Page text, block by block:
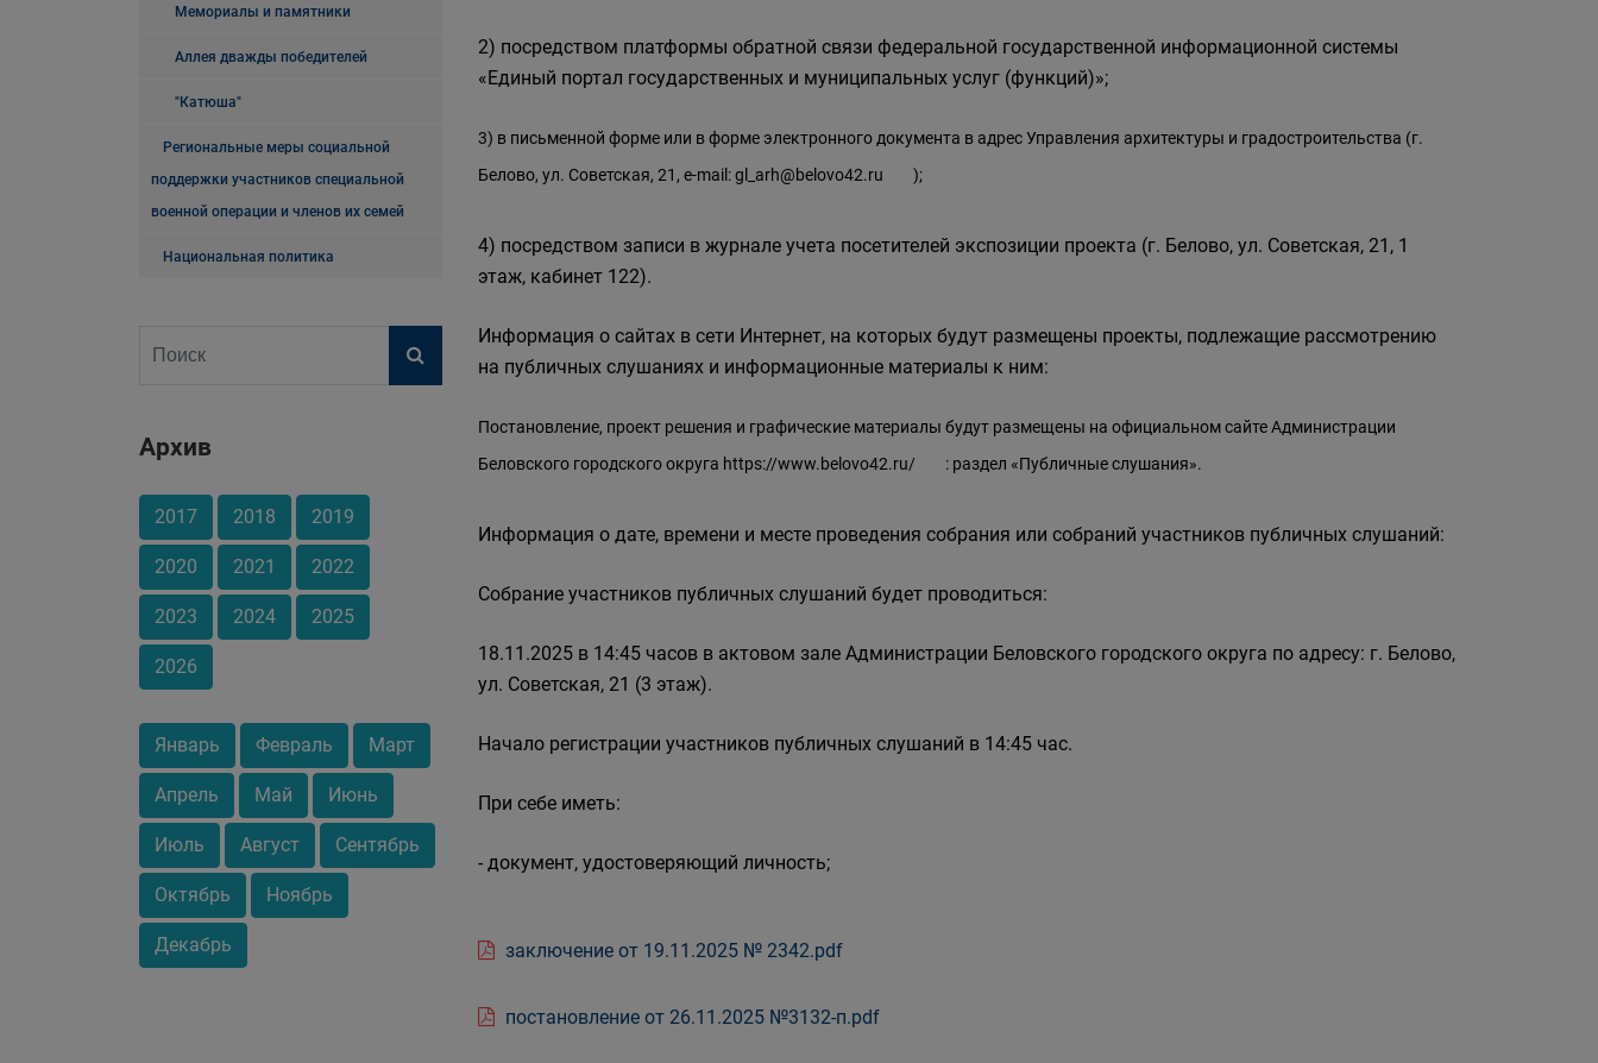
Мемориалы и памятники
Аллея дважды победителей
"Катюша"
Региональные меры социальной
поддержки участников специальной
военной операции и членов их семей
Национальная политика
Архив
2017 2018 2019
2020 2021 2022
2023 2024 2025
2026
Январь Февраль Март
Апрель Май Июнь
Июль Август Сентябрь
Октябрь Ноябрь
Декабрь
2) посредством платформы обратной связи федеральной государственной информационной системы
«Единый портал государственных и муниципальных услуг (функций)»;
3) в письменной форме или в форме электронного документа в адрес Управления архитектуры и градостроительства (г.
Белово, ул. Советская, 21, e-mail:gl_arh@belovo42.ru );
4) посредством записи в журнале учета посетителей экспозиции проекта (г. Белово, ул. Советская, 21, 1
этаж, кабинет 122).
Информация о сайтах в сети Интернет, на которых будут размещены проекты, подлежащие рассмотрению
на публичных слушаниях и информационные материалы к ним:
Постановление, проект решения и графические материалы будут размещены на официальном сайте Администрации
Беловского городского округа https://www.belovo42.ru/ : раздел «Публичные слушания».
Информация о дате, времени и месте проведения собрания или собраний участников публичных слушаний:
Собрание участников публичных слушаний будет проводиться:
18.11.2025 в 14:45 часов в актовом зале Администрации Беловского городского округа по адресу: г. Белово,
ул. Советская, 21 (3 этаж).
Начало регистрации участников публичных слушаний в 14:45 час.
При себе иметь:
- документ, удостоверяющий личность;
заключение от 19.11.2025 № 2342.pdf
постановление от 26.11.2025 №3132-п.pdf